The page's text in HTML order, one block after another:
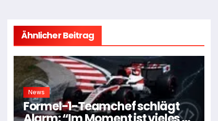
Ähnlicher Beitrag
News
Formel-1-Teamchef schlägt